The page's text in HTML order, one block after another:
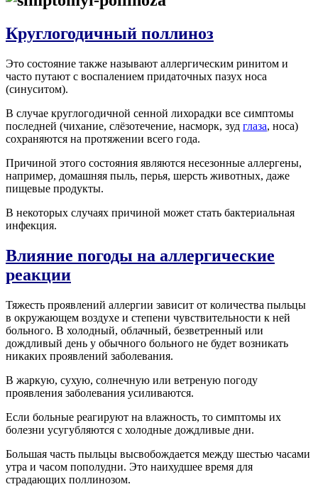
Круглогодичный поллиноз
Это состояние также называют аллергическим ринитом и
часто путают с воспалением придаточных пазух носа
(синуситом).
В случае круглогодичной сенной лихорадки все симптомы
последней (чихание, слёзотечение, насморк, зуд глаза, носа)
сохраняются на протяжении всего года.
Причиной этого состояния являются несезонные аллергены,
например, домашняя пыль, перья, шерсть животных, даже
пищевые продукты.
В некоторых случаях причиной может стать бактериальная
инфекция.
Влияние погоды на аллергические
реакции
Тяжесть проявлений аллергии зависит от количества пыльцы
в окружающем воздухе и степени чувствительности к ней
больного. В холодный, облачный, безветренный или
дождливый день у обычного больного не будет возникать
никаких проявлений заболевания.
В жаркую, сухую, солнечную или ветреную погоду
проявления заболевания усиливаются.
Если больные реагируют на влажность, то симптомы их
болезни усугубляются с холодные дождливые дни.
Большая часть пыльцы высвобождается между шестью часами
утра и часом пополудни. Это наихудшее время для
страдающих поллинозом.